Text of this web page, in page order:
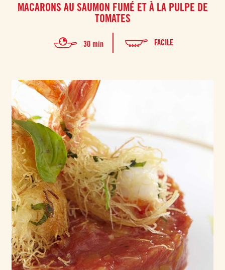
MACARONS AU SAUMON FUMÉ ET À LA PULPE DE
TOMATES
30 min FACILE